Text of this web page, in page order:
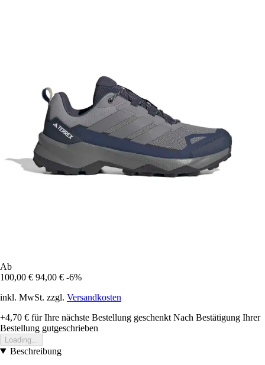
Ab
100,00 € 94,00 € -6%
inkl. MwSt. zzgl. Versandkosten
+4,70 € für Ihre nächste Bestellung geschenkt Nach Bestätigung Ihrer
Bestellung gutgeschrieben
Loading...
Beschreibung